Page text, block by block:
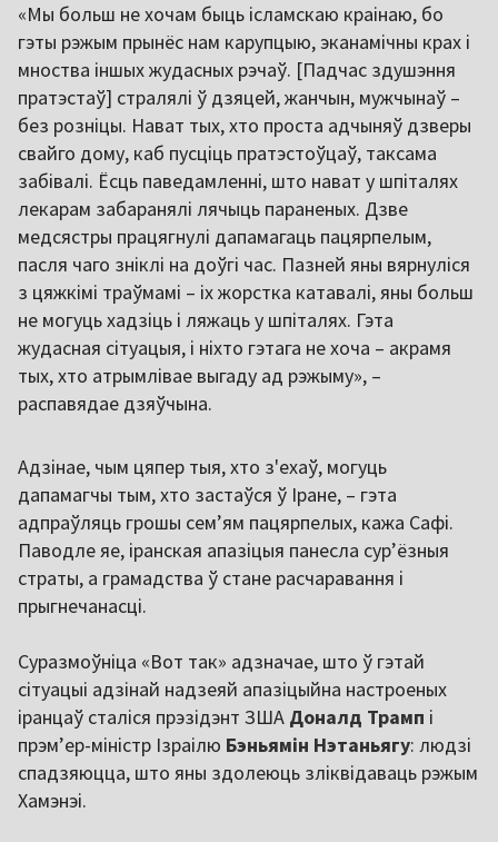
«Мы больш не хочам быць ісламскаю краінаю, бо
гэты рэжым прынёс нам карупцыю, эканамічны крах і
мноства іншых жудасных рэчаў. [Падчас здушэння
пратэстаў] стралялі ў дзяцей, жанчын, мужчынаў –
без розніцы. Нават тых, хто проста адчыняў дзверы
свайго дому, каб пусціць пратэстоўцаў, таксама
забівалі. Ёсць паведамленні, што нават у шпіталях
лекарам забаранялі лячыць параненых. Дзве
медсястры працягнулі дапамагаць пацярпелым,
пасля чаго зніклі на доўгі час. Пазней яны вярнуліся
з цяжкімі траўмамі – іх жорстка катавалі, яны больш
не могуць хадзіць і ляжаць у шпіталях. Гэта
жудасная сітуацыя, і ніхто гэтага не хоча – акрамя
тых, хто атрымлівае выгаду ад рэжыму», –
распавядае дзяўчына.
Адзінае, чым цяпер тыя, хто з'ехаў, могуць
дапамагчы тым, хто застаўся ў Іране, – гэта
адпраўляць грошы семʼям пацярпелых, кажа Сафі.
Паводле яе, іранская апазіцыя панесла сурʼёзныя
страты, а грамадства ў стане расчаравання і
прыгнечанасці.
Суразмоўніца «Вот так» адзначае, што ў гэтай
сітуацыі адзінай надзеяй апазіцыйна настроеных
іранцаў сталіся прэзідэнт ЗША Доналд Трамп і
прэмʼер-міністр Ізраілю Бэньямін Нэтаньягу: людзі
спадзяюцца, што яны здолеюць зліквідаваць рэжым
Хамэнэі.